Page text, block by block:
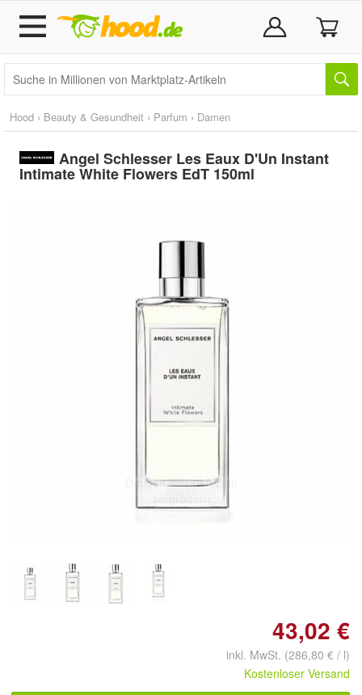
Hood › Beauty & Gesundheit › Parfum › Damen
Angel Schlesser Les Eaux D'Un Instant
Intimate White Flowers EdT 150ml
Doppelt antippen zum
43,02 €
inkl. MwSt. (286,80 € / l)
Kostenloser Versand